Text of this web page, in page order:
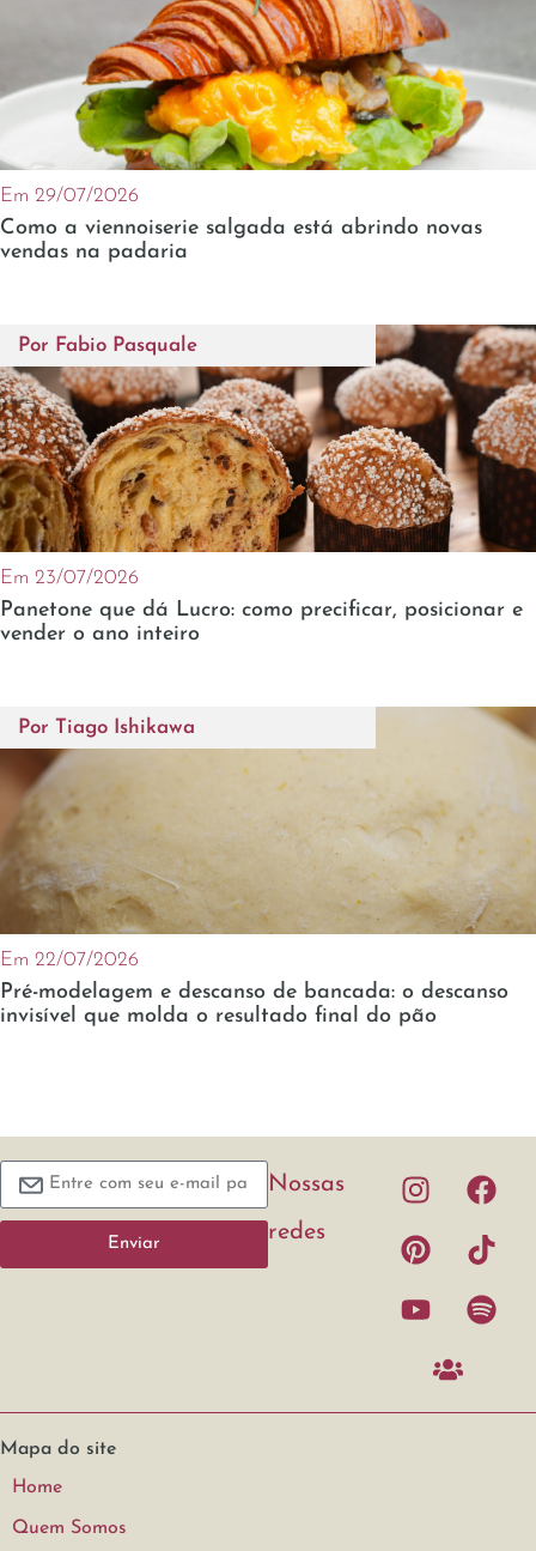
Em 29/07/2026
Como a viennoiserie salgada está abrindo novas
vendas na padaria
Por Fabio Pasquale
Em 23/07/2026
Panetone que dá Lucro: como precificar, posicionar e
vender o ano inteiro
Por Tiago Ishikawa
Em 22/07/2026
Pré-modelagem e descanso de bancada: o descanso
invisível que molda o resultado final do pão
Enviar
Nossas
redes
Mapa do site
Home
Quem Somos